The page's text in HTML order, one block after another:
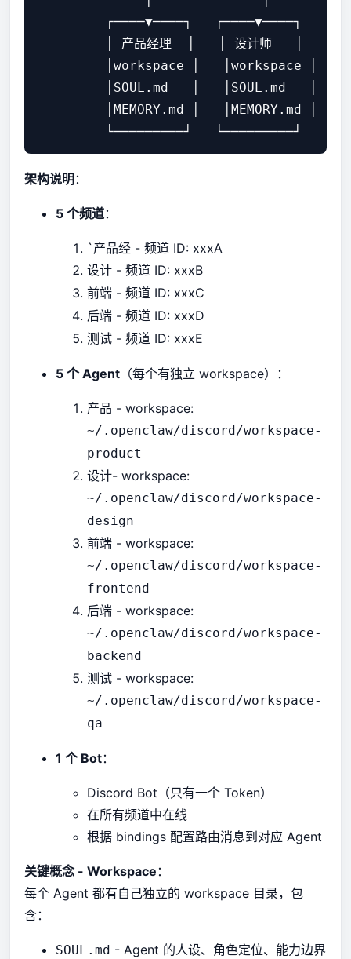
┌────▼────┐   ┌────▼────┐
│ 产品经理  │   │ 设计师   │   │
│workspace │   │workspace │
│SOUL.md   │   │SOUL.md   │
│MEMORY.md │   │MEMORY.md │
架构说明 ：
5 个频道：
`产品经 - 频道 ID: xxxA
设计 - 频道 ID: xxxB
前端 - 频道 ID: xxxC
后端 - 频道 ID: xxxD
测试 - 频道 ID: xxxE
5 个 Agent （每个有独立 workspace）：
产品 - workspace:
~/.openclaw/discord/workspace-
product
设计- workspace:
~/.openclaw/discord/workspace-
design
前端 - workspace:
~/.openclaw/discord/workspace-
frontend
后端 - workspace:
~/.openclaw/discord/workspace-
backend
测试 - workspace:
~/.openclaw/discord/workspace-
qa
1 个 Bot：
Discord Bot（只有一个 Token）
在所有频道中在线
根据 bindings 配置路由消息到对应 Agent
关键概念 - Workspace ：
每个 Agent 都有自己独立的 workspace 目录，包
含：
SOUL.md - Agent 的人设、角色定位、能力边界